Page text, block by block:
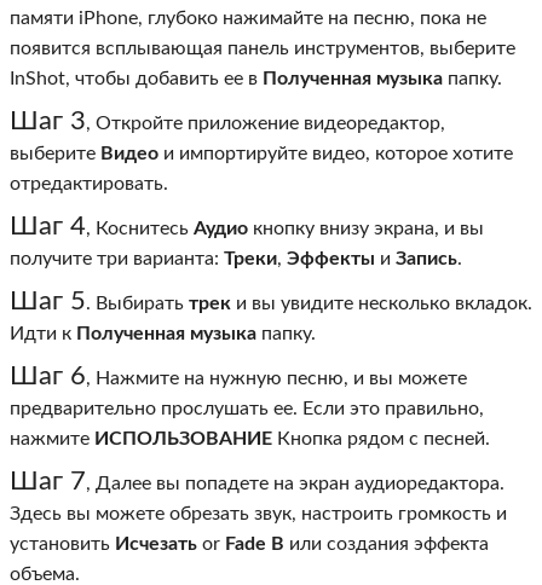
памяти iPhone, глубоко нажимайте на песню, пока не
появится всплывающая панель инструментов, выберите
InShot, чтобы добавить ее в Полученная музыка папку.
Шаг 3, Откройте приложение видеоредактор,
выберите Видео и импортируйте видео, которое хотите
отредактировать.
Шаг 4, Коснитесь Аудио кнопку внизу экрана, и вы
получите три варианта: Треки, Эффекты и Запись.
Шаг 5. Выбирать трек и вы увидите несколько вкладок.
Идти к Полученная музыка папку.
Шаг 6, Нажмите на нужную песню, и вы можете
предварительно прослушать ее. Если это правильно,
нажмите ИСПОЛЬЗОВАНИЕ Кнопка рядом с песней.
Шаг 7, Далее вы попадете на экран аудиоредактора.
Здесь вы можете обрезать звук, настроить громкость и
установить Исчезать or Fade В или создания эффекта
объема.